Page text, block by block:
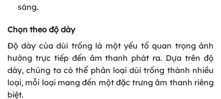
sáng.
Chọn theo độ dày
Độ dày của dùi trống là một yếu tố quan trọng ảnh
hưởng trực tiếp đến âm thanh phát ra. Dựa trên độ
dày, chúng ta có thể phân loại dùi trống thành nhiều
loại, mỗi loại mang đến một đặc trưng âm thanh riêng
biệt.